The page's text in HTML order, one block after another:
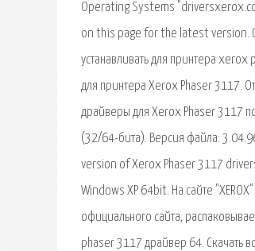
Operating Systems
on this page for the latest version.
устанавливать для принтера
для принтера Xerox Phaser 3117.
драйверы для Xerox Phaser 3117
(32/64-бита). Версия файла:
version of Xerox Phaser 3117
Windows XP 64bit. На сайте
официального сайта,
phaser 3117 драйвер 64. Скачать